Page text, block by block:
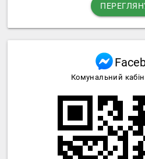
Комунальний